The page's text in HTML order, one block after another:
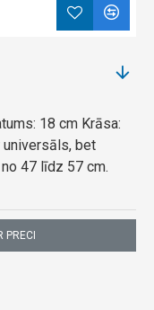
PRECI
18 cm Krāsa:
universāls, bet
47 līdz 57 cm.